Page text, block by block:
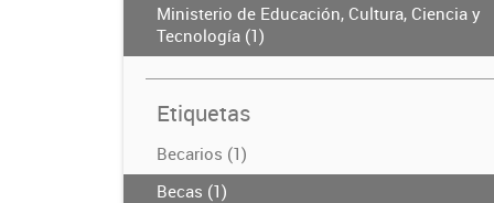
Ministerio de Educación, Cultura, Ciencia y
Tecnología (1)
Etiquetas
Becarios (1)
Becas (1)